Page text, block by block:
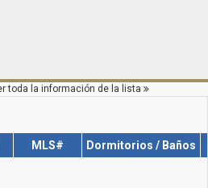
toda la información de la lista
MLS# Dormitorios / Baños